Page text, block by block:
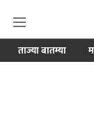
ताज्या बातम्या